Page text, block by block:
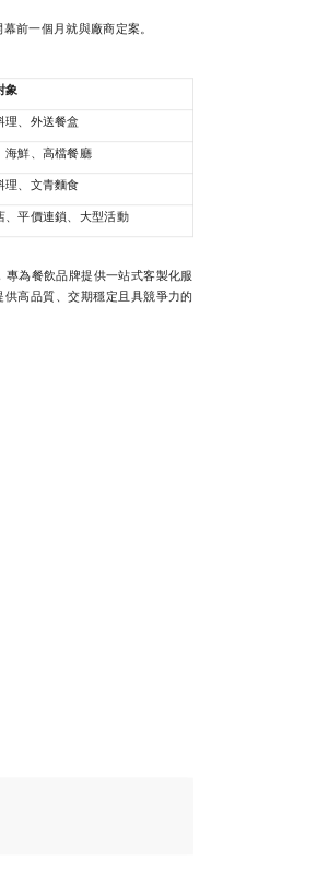
前一個月就與廠商定案。
象
理、外送餐盒
海鮮、高檔餐廳
理、文青麵食
、平價連鎖、大型活動
專為餐飲品牌提供一站式客製化服
高品質、交期穩定且具競爭力的